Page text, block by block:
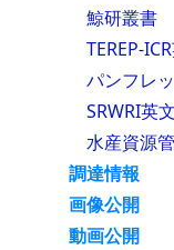
鯨研叢書
TEREP-
パンフレ
SRWRI英
水産資源
調達情報
画像公開
動画公開